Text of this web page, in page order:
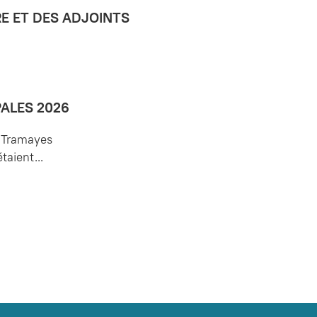
ET DES ADJOINTS
2026